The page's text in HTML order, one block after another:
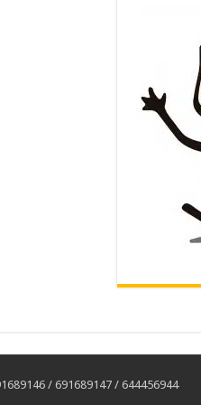
/ 691689147 / 644456944